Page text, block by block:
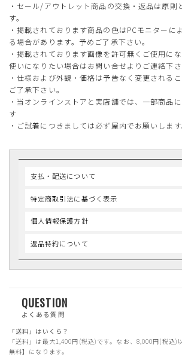
・セール/アウトレット商品の交換・返品は原則
す。
・掲載されております商品の色はPCモニターに
る場合があります。予めご了承下さい。
・掲載されております画像を許可無くご使用に
使いになりたい場合はお問い合せよりご連絡下さ
・仕様および外観・価格は予告なく変更される
ご了承下さい。
・当オンラインストアと実店舗では、一部商品
す
・ご試着につきましては必ず屋内でお願いします
支払・配送について
特定商取引法に基づく表示
個人情報保護方針
返品特約について
QUESTION
よくある質問
「送料」はいくら？
「送料」は最大1,400円(税込)です。なお、8,000円(税込)
無料】になります。